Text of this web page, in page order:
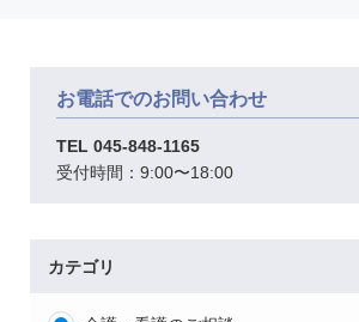
お電話でのお問い合わせ
TEL 045-848-1165
受付時間：9:00〜18:00
カテゴリ